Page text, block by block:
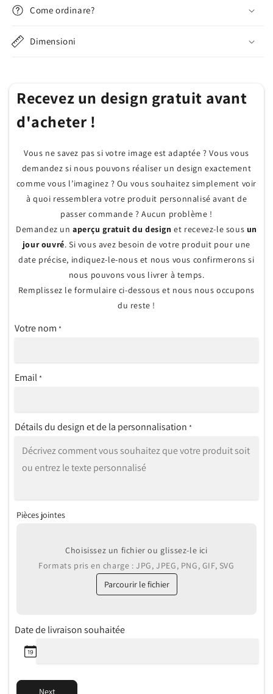
Come ordinare?
Dimensioni
Recevez un design gratuit avant
d'acheter !
Vous ne savez pas si votre image est adaptée ? Vous vous
demandez si nous pouvons réaliser un design exactement
comme vous l’imaginez ? Ou vous souhaitez simplement voir
à quoi ressemblera votre produit personnalisé avant de
passer commande ? Aucun problème !
Demandez unaperçu gratuit du design et recevez-le sous un
jour ouvré. Si vous avez besoin de votre produit pour une
date précise, indiquez-le-nous et nous vous confirmerons si
nous pouvons vous livrer à temps.
Remplissez le formulaire ci-dessous et nous nous occupons
du reste !
Votre nom *
Email *
Détails du design et de la personnalisation *
Pièces jointes
Choisissez un fichier ou glissez-le ici
Formats pris en charge : JPG, JPEG, PNG, GIF, SVG
Parcourir le fichier
Date de livraison souhaitée
Next